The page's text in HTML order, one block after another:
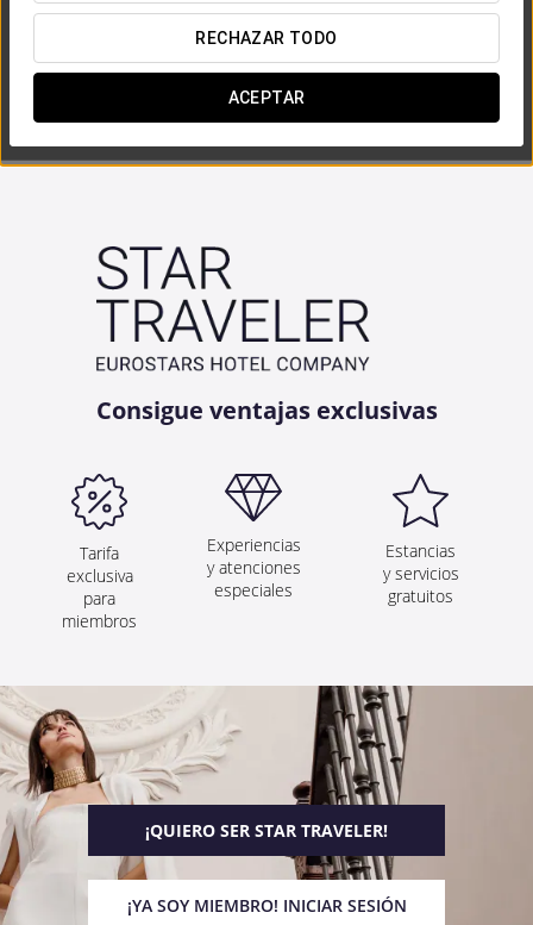
RECHAZAR TODO
ACEPTAR
Consigue ventajas exclusivas
Tarifa
exclusiva
para
miembros
Experiencias
y atenciones
especiales
Estancias
y servicios
gratuitos
¡QUIERO SER STAR TRAVELER!
¡YA SOY MIEMBRO! INICIAR SESIÓN